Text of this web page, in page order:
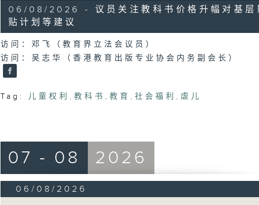
20
minutes,
secondsVolume
06/08/2026 - 议员关注教科书价格升幅对基层
贴计划等建议
访问：邓飞（教育界立法会议员）
访问：吴志华（香港教育出版专业协会内务副会长）
Tag: 儿童权利 , 教科书 , 教育 , 社会福利 , 虐儿
07 - 08 2026
06/08/2026